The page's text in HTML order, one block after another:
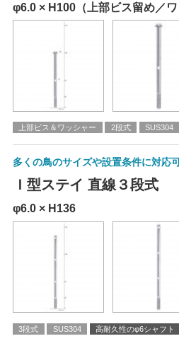
φ6.0 × H100（上部ビス留め／ワ
上部ビス＆ワッシャー 2段式 SUS304
多くの鳥のサイズや設置条件に対応
Ｉ型ステイ 直線３段式
φ6.0 × H136
3段式 SUS304 高耐久性のφ6シャフト